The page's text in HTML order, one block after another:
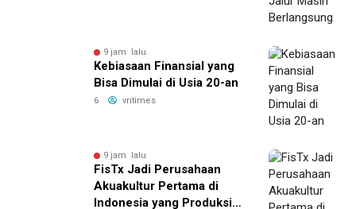
9 jam lalu
Kebiasaan Finansial yang
Bisa Dimulai di Usia 20-an
6 vritimes
9 jam lalu
FisTx Jadi Perusahaan
Akuakultur Pertama di
Indonesia yang Produksi